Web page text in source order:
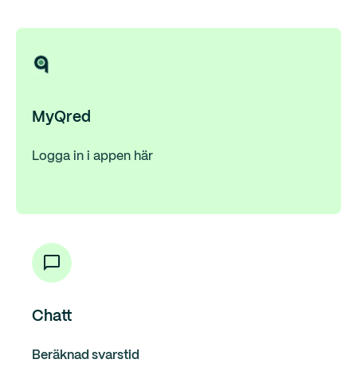
MyQred
Logga in i appen här
Chatt
Beräknad svarstid